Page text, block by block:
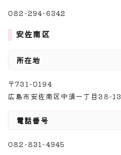
082-294-6342
安佐南区
所在地
〒731-0194
広島市安佐南区中須一丁目38-13
電話番号
082-831-4945